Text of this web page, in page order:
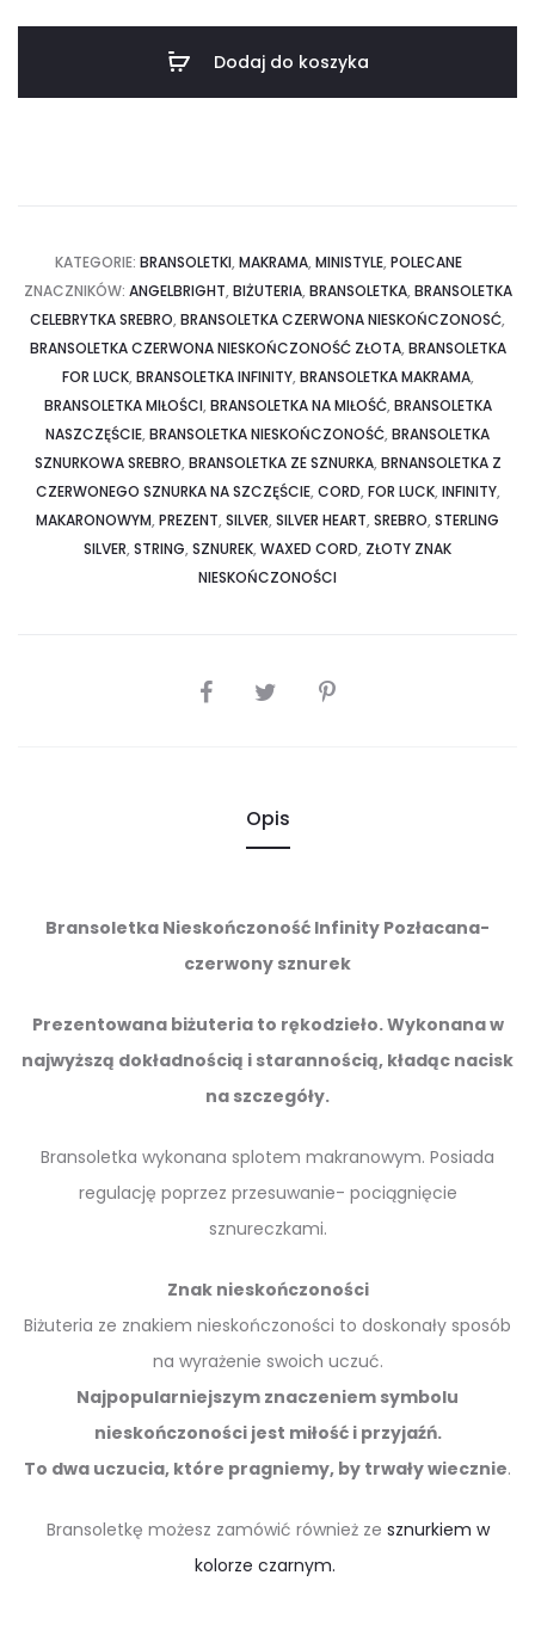
Dodaj do koszyka
KATEGORIE: BRANSOLETKI, MAKRAMA, MINISTYLE, POLECANE
ZNACZNIKÓW: ANGELBRIGHT, BIŻUTERIA, BRANSOLETKA, BRANSOLETKA
CELEBRYTKA SREBRO, BRANSOLETKA CZERWONA NIESKOŃCZONOSĆ,
BRANSOLETKA CZERWONA NIESKOŃCZONOŚĆ ZŁOTA, BRANSOLETKA
FOR LUCK, BRANSOLETKA INFINITY, BRANSOLETKA MAKRAMA,
BRANSOLETKA MIŁOŚCI, BRANSOLETKA NA MIŁOŚĆ, BRANSOLETKA
NASZCZĘŚCIE, BRANSOLETKA NIESKOŃCZONOŚĆ, BRANSOLETKA
SZNURKOWA SREBRO, BRANSOLETKA ZE SZNURKA, BRNANSOLETKA Z
CZERWONEGO SZNURKA NA SZCZĘŚCIE, CORD, FOR LUCK, INFINITY,
MAKARONOWYM, PREZENT, SILVER, SILVER HEART, SREBRO, STERLING
SILVER, STRING, SZNUREK, WAXED CORD, ZŁOTY ZNAK
NIESKOŃCZONOŚCI
SHARE
Opis
Bransoletka Nieskończoność Infinity Pozłacana-
czerwony sznurek
Prezentowana biżuteria to rękodzieło. Wykonana w
najwyższą dokładnością i starannością, kładąc nacisk
na szczegóły.
Bransoletka wykonana splotem makranowym. Posiada
regulację poprzez przesuwanie- pociągnięcie
sznureczkami.
Znak nieskończoności
Biżuteria ze znakiem nieskończoności to doskonały sposób
na wyrażenie swoich uczuć.
Najpopularniejszym znaczeniem symbolu
nieskończoności jest miłość i przyjaźń.
To dwa uczucia, które pragniemy, by trwały wiecznie.
Bransoletkę możesz zamówić również ze sznurkiem w
kolorze czarnym.